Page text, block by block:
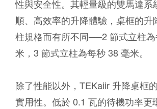
性與安全性。其輕量級的雙馬達系
順、高效率的升降體驗，桌框的升
柱規格而有所不同──2 節式立柱
米，3 節式立柱為每秒 38 毫米。
除了性能以外，TEKaiir 升降桌框
實用性。低於 0.1 瓦的待機功率更